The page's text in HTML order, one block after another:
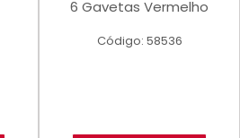
6 Gavetas Vermelho
Código: 58536